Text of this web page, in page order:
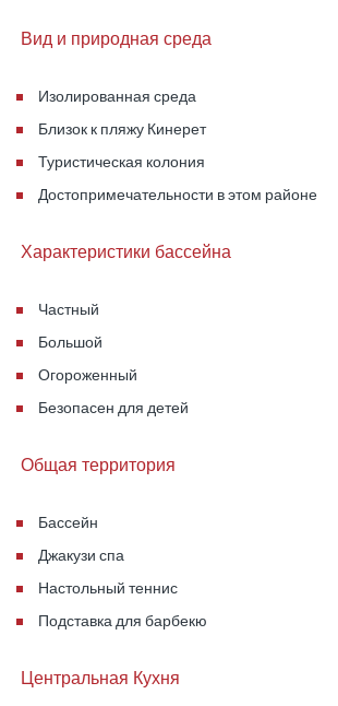
Вид и природная среда
Изолированная среда
Близок к пляжу Кинерет
Туристическая колония
Достопримечательности в этом районе
Характеристики бассейна
Частный
Большой
Огороженный
Безопасен для детей
Общая территория
Бассейн
Джакузи спа
Настольный теннис
Подставка для барбекю
Центральная Кухня